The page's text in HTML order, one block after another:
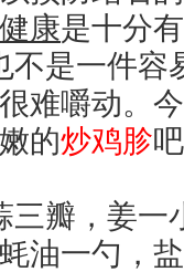
健康是十分
是一件容
难嚼动。
的炒鸡胗
三瓣，姜一
油一勺，